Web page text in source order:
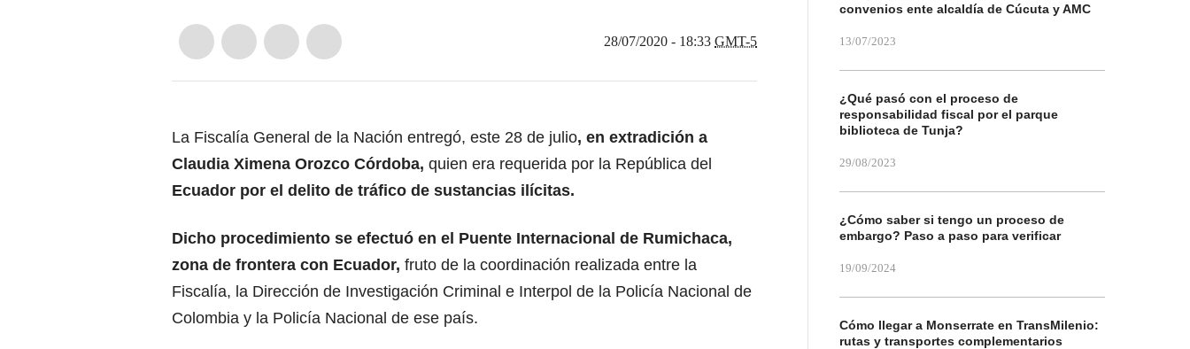
28/07/2020 - 18:33 GMT-5
La Fiscalía General de la Nación entregó, este 28 de julio, en extradición a
Claudia Ximena Orozco Córdoba, quien era requerida por la República del
Ecuador por el delito de tráfico de sustancias ilícitas.
Dicho procedimiento se efectuó en el Puente Internacional de Rumichaca,
zona de frontera con Ecuador, fruto de la coordinación realizada entre la
Fiscalía, la Dirección de Investigación Criminal e Interpol de la Policía Nacional de
Colombia y la Policía Nacional de ese país.
convenios ente alcaldía de Cúcuta y AMC
13/07/2023
¿Qué pasó con el proceso de
responsabilidad fiscal por el parque
biblioteca de Tunja?
29/08/2023
¿Cómo saber si tengo un proceso de
embargo? Paso a paso para verificar
19/09/2024
Cómo llegar a Monserrate en TransMilenio:
rutas y transportes complementarios